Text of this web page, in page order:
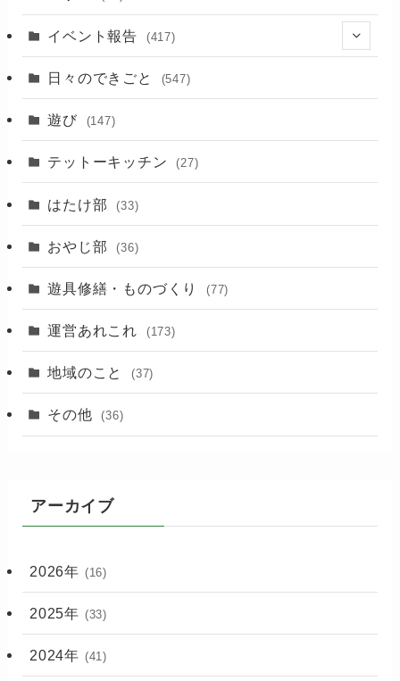
イベント報告 (417)
(2)
(3)
日々のできごと (547)
遊び (147)
テットーキッチン (27)
はたけ部 (33)
おやじ部 (36)
遊具修繕・ものづくり (77)
運営あれこれ (173)
地域のこと (37)
その他 (36)
アーカイブ
2026年 (16)
2025年 (33)
2024年 (41)